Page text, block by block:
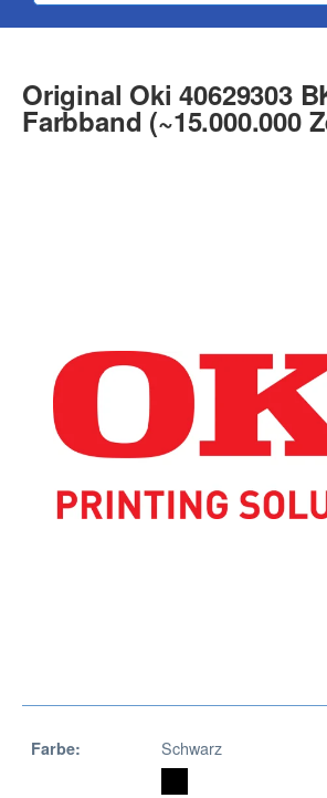
Original Oki 40629303
Farbband (~15.000.000
Farbe: Schwarz